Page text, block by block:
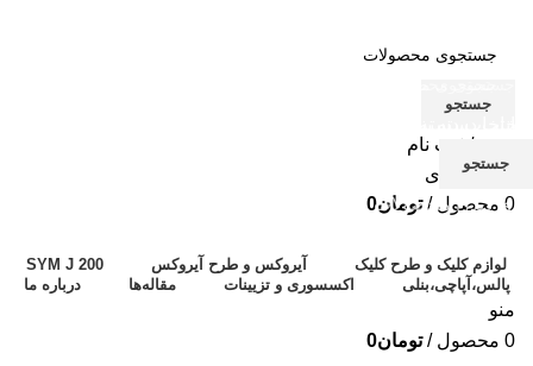
جستجو
ورود / ثبت نام
علاقه مندی
0 محصول / تومان0
لوازم کلیک و طرح کلیک آیروکس و طرح آیروکس
SYM J 200
پالس،آپاچی،بنلی
اکسسوری و تزیینات مقاله‌ها درباره‌ ما
منو
0 محصول / تومان0
جستجو
جستجو
برای دیدن محصولات که دنبال آن هستید تایپ کنید.